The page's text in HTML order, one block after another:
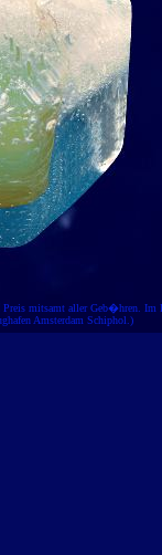
mitsamt aller Geb�hren.
Amsterdam Schiphol.)